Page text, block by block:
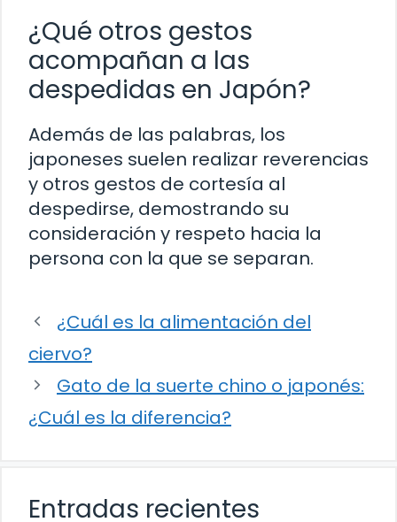
¿Qué otros gestos
acompañan a las
despedidas en Japón?
Además de las palabras, los
japoneses suelen realizar reverencias
y otros gestos de cortesía al
despedirse, demostrando su
consideración y respeto hacia la
persona con la que se separan.
¿Cuál es la alimentación del
ciervo?
Gato de la suerte chino o japonés:
¿Cuál es la diferencia?
Entradas recientes